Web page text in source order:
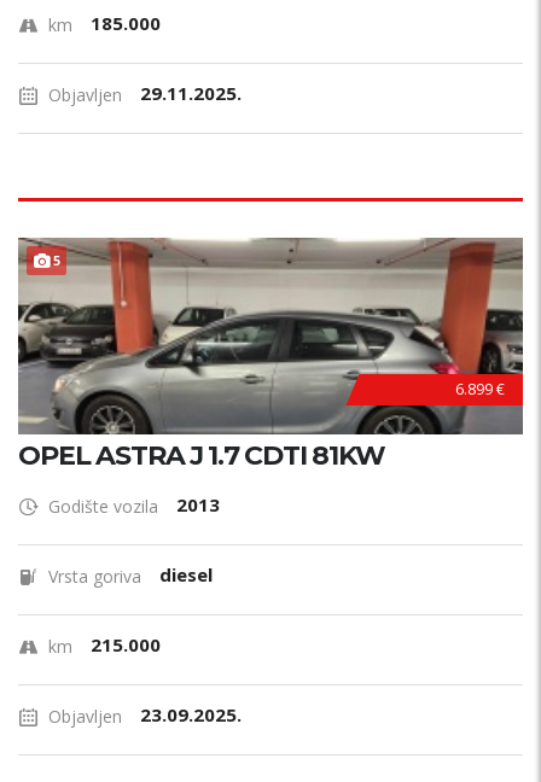
km 185.000
Objavljen 29.11.2025.
5 PRILIKA !
6.899 €
OPEL ASTRA J 1.7 CDTI 81KW
Godište vozila 2013
Vrsta goriva diesel
km 215.000
Objavljen 23.09.2025.